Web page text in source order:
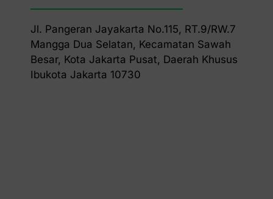
Jl. Pangeran Jayakarta No.115, RT.9/RW.7
Mangga Dua Selatan, Kecamatan Sawah
Besar, Kota Jakarta Pusat, Daerah Khusus
Ibukota Jakarta 10730